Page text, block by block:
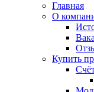
Главная
О
Купить